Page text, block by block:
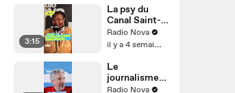
Raynal dans
"nova le matin
d'été"
3:15
La psy du
Canal Saint-
Martin - Une
chronique de
"nova le
matin"
Radio Nova
il y a 4 semaines
Le
journalisme
total - La
Radio Nova